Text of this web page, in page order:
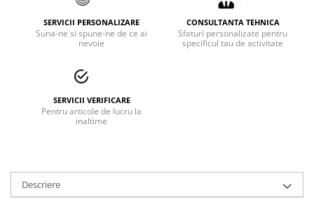
Cizme de protectie
Incaltaminte alba de protectie
Incaltaminte ESD
Pantofi fara protectie
Protectie chimica
Manecute
SERVICII PERSONALIZARE
Suna-ne si spune-ne de ce ai
nevoie
CONSULTANTA TEHNICA
Sfaturi personalizate pentru
specificul tau de activitate
SERVICII VERIFICARE
Pentru articole de lucru la
inaltime
Descriere